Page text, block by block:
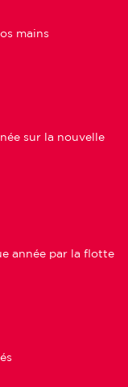
mains
sur la nouvelle
année par la flotte